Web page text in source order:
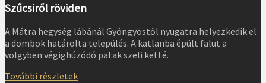
Szűcsiről röviden
A Mátra hegység lábánál Gyöngyöstől nyugatra helyezkedik el
a dombok határolta település. A katlanba épült falut a
völgyben végighúzódó patak szeli ketté.
További részletek